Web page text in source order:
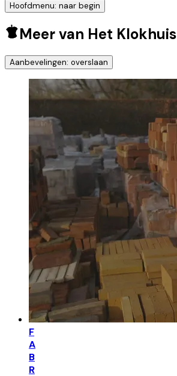
Hoofdmenu: naar begin
Meer van Het Klokhuis
Aanbevelingen: overslaan
F
A
B
R